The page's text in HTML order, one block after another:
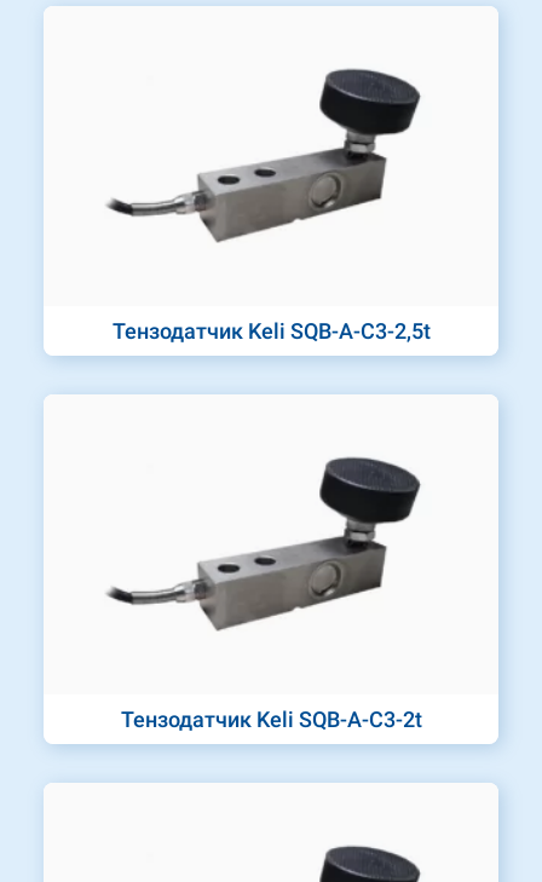
Тензодатчик Keli SQB-A-C3-2,5t
Тензодатчик Keli SQB-A-C3-2t